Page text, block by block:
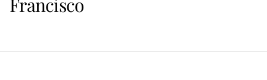
Francisco